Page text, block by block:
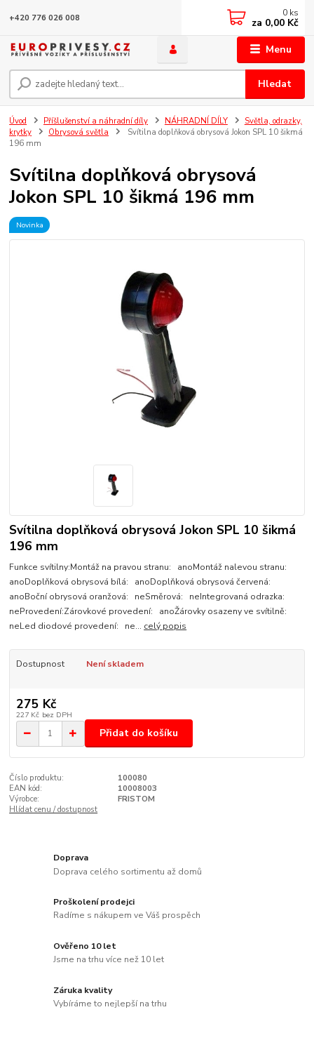
Menu
Hledat
+420 776 026 008 0 ks
za 0,00 Kč
Úvod Příšlušenství a náhradní díly NÁHRADNÍ DÍLY
Světla, odrazky,
krytky
Obrysová světla
Svítilna doplňková obrysová Jokon SPL 10 šikmá
196 mm
Svítilna doplňková obrysová
Jokon SPL 10 šikmá 196 mm
Novinka
Svítilna doplňková obrysová Jokon SPL 10 šikmá
196 mm
Funkce svítilny:Montáž na pravou stranu: anoMontáž nalevou stranu:
anoDoplňková obrysová bílá: anoDoplňková obrysová červená:
anoBoční obrysová oranžová: neSměrová: neIntegrovaná odrazka:
neProvedení:Zárovkové provedení: anoŽárovky osazeny ve svítilně:
neLed diodové provedení: ne... celý popis
Dostupnost Není skladem
275 Kč
227 Kč bez DPH
Přidat do košíku
Číslo produktu:
100080
EAN kód:
10008003
Výrobce:
FRISTOM
Hlídat cenu / dostupnost
Doprava
Doprava celého sortimentu až domů
Proškolení prodejci
Radíme s nákupem ve Váš prospěch
Ověřeno 10 let
Jsme na trhu více než 10 let
Záruka kvality
Vybíráme to nejlepší na trhu